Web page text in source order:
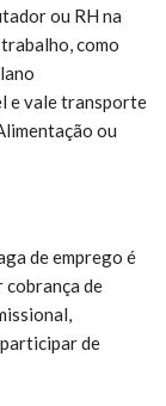
ou RH na
como
e vale transporte
ou
de emprego é
cobrança de
de